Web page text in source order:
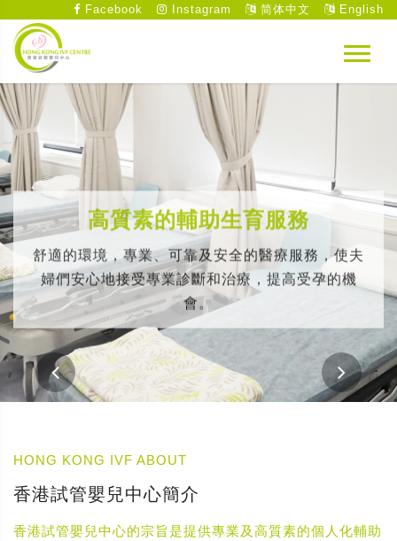
Facebook Instagram 简体中文 English
高質素的輔助生育服務
舒適的環境，專業、可靠及安全的醫療服務，使夫
婦們安心地接受專業診斷和治療，提高受孕的機
會。
HONG KONG IVF ABOUT
香港試管嬰兒中心簡介
香港試管嬰兒中心的宗旨是提供專業及高質素的個人化輔助